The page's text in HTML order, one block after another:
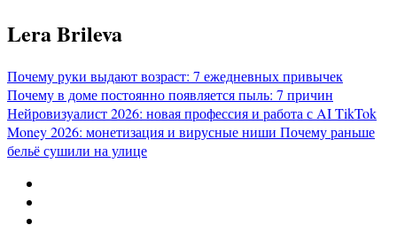
Перейти
к
Lera Brileva
Почему руки выдают возраст: 7 ежедневных привычек
Почему в доме постоянно появляется пыль: 7 причин
Нейровизуалист 2026: новая профессия и работа с AITikTok
Money 2026: монетизация и вирусные ниши Почему раньше
бельё сушили на улице